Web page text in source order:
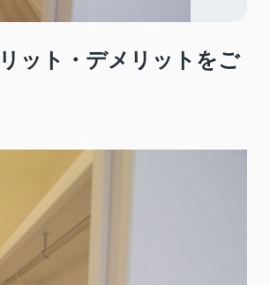
ット・デメリットをご